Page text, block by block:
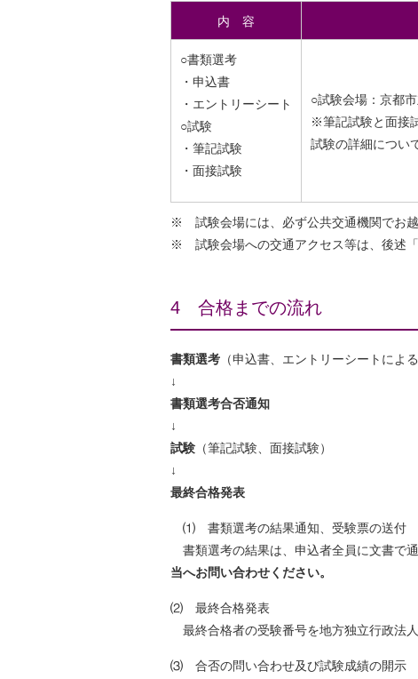
内 容
○書類選考
・申込書
・エントリーシート
○試験
・筆記試験
・面接試験
○試験会場：京都
※筆記試験と面接
試験の詳細につい
※ 試験会場には、必ず公共交通機関でお越
※ 試験会場への交通アクセス等は、後述
4 合格までの流れ
書類選考 （申込書、エントリーシートによる
↓
書類選考合否通知
↓
試験 （筆記試験、面接試験）
↓
最終合格発表
⑴ 書類選考の結果通知、受験票の送付
書類選考の結果は、申込者全員に文書で通
当へお問い合わせください。
⑵ 最終合格発表
最終合格者の受験番号を地方独立行政法
⑶ 合否の問い合わせ及び試験成績の開示